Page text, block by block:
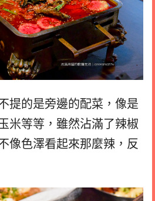
提的是旁邊的配菜，像是
米等等，雖然沾滿了辣椒
像色澤看起來那麼辣，反